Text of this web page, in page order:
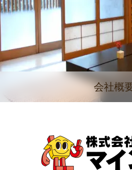
会社概